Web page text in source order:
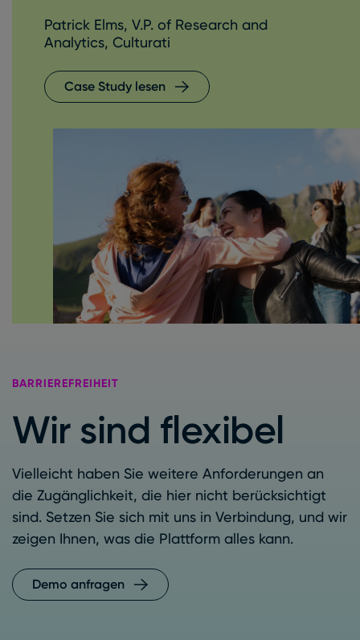
Patrick Elms, V.P. of Research and
Analytics, Culturati
Case Study lesen
BARRIEREFREIHEIT
Wir sind flexibel
Vielleicht haben Sie weitere Anforderungen an
die Zugänglichkeit, die hier nicht berücksichtigt
sind. Setzen Sie sich mit uns in Verbindung, und wir
zeigen Ihnen, was die Plattform alles kann.
Demo anfragen